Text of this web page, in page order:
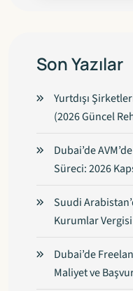
Son Yazılar
Yurtdışı
(2026 Güncel
Dubai’de
Süreci: 2026
Suudi
Kurumlar
Dubai’de
Maliyet ve